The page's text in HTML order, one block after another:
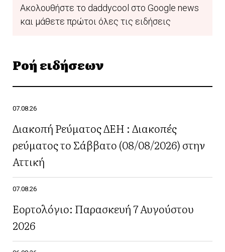
Ακολουθήστε το daddycool στο Google news
και μάθετε πρώτοι όλες τις ειδήσεις
Ροή ειδήσεων
07.08.26
Διακοπή Ρεύματος ΔΕΗ : Διακοπές
ρεύματος το Σάββατο (08/08/2026) στην
Αττική
07.08.26
Εορτολόγιο: Παρασκευή 7 Αυγούστου
2026